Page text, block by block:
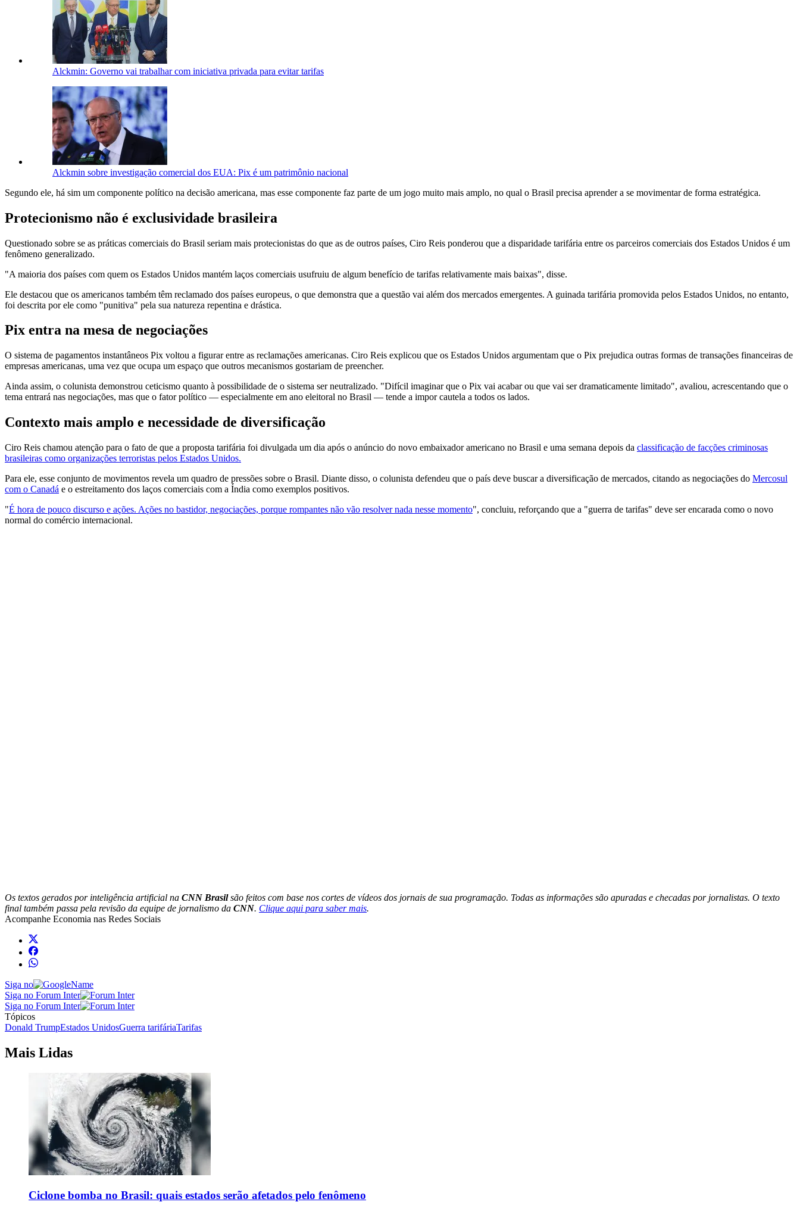
Alckmin: Governo vai trabalhar com iniciativa privada para evitar tarifas
Alckmin sobre investigação comercial dos EUA: Pix é um patrimônio nacional
Segundo ele, há sim um componente político na decisão americana, mas esse componente faz parte de um jogo muito mais amplo, no qual o Brasil precisa aprender a se movimentar de forma estratégica.
Protecionismo não é exclusividade brasileira
Questionado sobre se as práticas comerciais do Brasil seriam mais protecionistas do que as de outros países, Ciro Reis ponderou que a disparidade tarifária entre os parceiros comerciais dos Estados Unidos é um
fenômeno generalizado.
"A maioria dos países com quem os Estados Unidos mantém laços comerciais usufruiu de algum benefício de tarifas relativamente mais baixas", disse.
Ele destacou que os americanos também têm reclamado dos países europeus, o que demonstra que a questão vai além dos mercados emergentes. A guinada tarifária promovida pelos Estados Unidos, no entanto,
foi descrita por ele como "punitiva" pela sua natureza repentina e drástica.
Pix entra na mesa de negociações
O sistema de pagamentos instantâneos Pix voltou a figurar entre as reclamações americanas. Ciro Reis explicou que os Estados Unidos argumentam que o Pix prejudica outras formas de transações financeiras de
empresas americanas, uma vez que ocupa um espaço que outros mecanismos gostariam de preencher.
Ainda assim, o colunista demonstrou ceticismo quanto à possibilidade de o sistema ser neutralizado. "Difícil imaginar que o Pix vai acabar ou que vai ser dramaticamente limitado", avaliou, acrescentando que o
tema entrará nas negociações, mas que o fator político — especialmente em ano eleitoral no Brasil — tende a impor cautela a todos os lados.
Contexto mais amplo e necessidade de diversificação
Ciro Reis chamou atenção para o fato de que a proposta tarifária foi divulgada um dia após o anúncio do novo embaixador americano no Brasil e uma semana depois da classificação de facções criminosas
brasileiras como organizações terroristas pelos Estados Unidos.
Para ele, esse conjunto de movimentos revela um quadro de pressões sobre o Brasil. Diante disso, o colunista defendeu que o país deve buscar a diversificação de mercados, citando as negociações do Mercosul
com o Canadá e o estreitamento dos laços comerciais com a Índia como exemplos positivos.
"É hora de pouco discurso e ações. Ações no bastidor, negociações, porque rompantes não vão resolver nada nesse momento", concluiu, reforçando que a "guerra de tarifas" deve ser encarada como o novo
normal do comércio internacional.
Os textos gerados por inteligência artificial na CNN Brasilsão feitos com base nos cortes de vídeos dos jornais de sua programação. Todas as informações são apuradas e checadas por jornalistas. O texto
final também passa pela revisão da equipe de jornalismo da CNN. Clique aqui para saber mais.
Acompanhe Economia nas Redes Sociais
Siga no
Siga no Forum Inter
Siga no Forum Inter
Tópicos
Donald TrumpEstados UnidosGuerra tarifáriaTarifas
Mais Lidas
Ciclone bomba no Brasil: quais estados serão afetados pelo fenômeno